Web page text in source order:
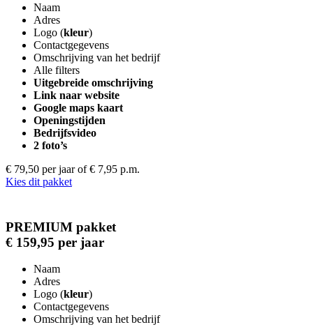
Naam
Adres
Logo (kleur)
Contactgegevens
Omschrijving van het bedrijf
Alle filters
Uitgebreide omschrijving
Link naar website
Google maps kaart
Openingstijden
Bedrijfsvideo
2 foto’s
€ 79,50 per jaar of € 7,95 p.m.
Kies dit pakket
PREMIUM pakket
€ 159,95 per jaar
Naam
Adres
Logo (kleur)
Contactgegevens
Omschrijving van het bedrijf